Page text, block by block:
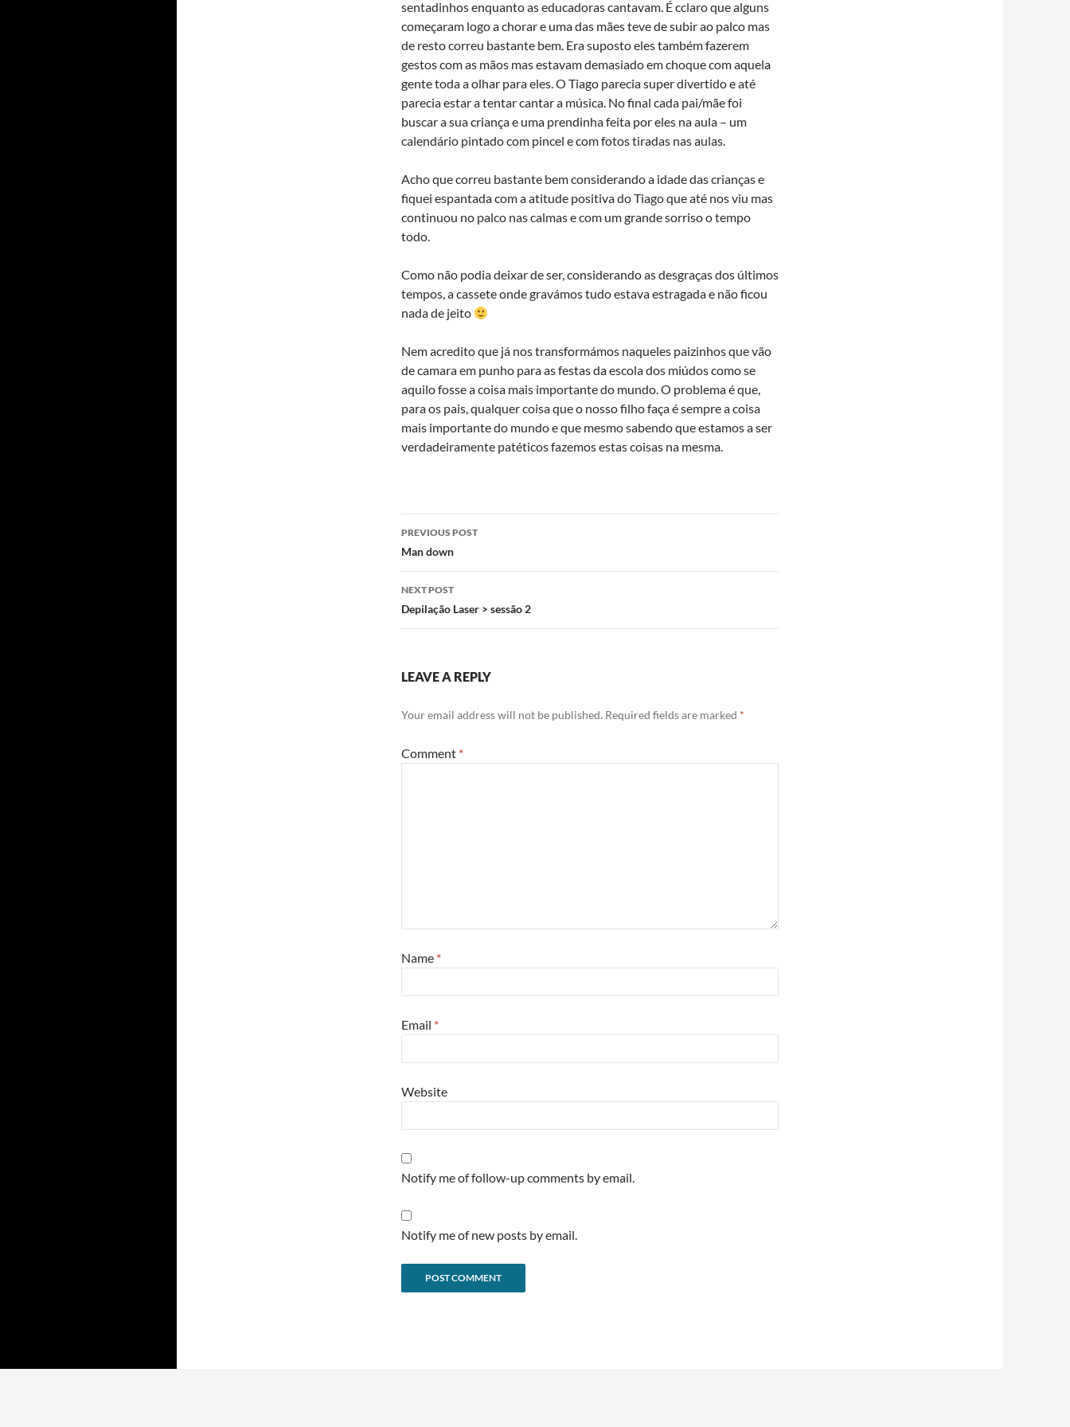
sentadinhos enquanto as educadoras cantavam. É cclaro que alguns
começaram logo a chorar e uma das mães teve de subir ao palco mas
de resto correu bastante bem. Era suposto eles também fazerem
gestos com as mãos mas estavam demasiado em choque com aquela
gente toda a olhar para eles. O Tiago parecia super divertido e até
parecia estar a tentar cantar a música. No final cada pai/mãe foi
buscar a sua criança e uma prendinha feita por eles na aula – um
calendário pintado com pincel e com fotos tiradas nas aulas.
Acho que correu bastante bem considerando a idade das crianças e
fiquei espantada com a atitude positiva do Tiago que até nos viu mas
continuou no palco nas calmas e com um grande sorriso o tempo
todo.
Como não podia deixar de ser, considerando as desgraças dos últimos
tempos, a cassete onde gravámos tudo estava estragada e não ficou
nada de jeito
Nem acredito que já nos transformámos naqueles paizinhos que vão
de camara em punho para as festas da escola dos miúdos como se
aquilo fosse a coisa mais importante do mundo. O problema é que,
para os pais, qualquer coisa que o nosso filho faça é sempre a coisa
mais importante do mundo e que mesmo sabendo que estamos a ser
verdadeiramente patéticos fazemos estas coisas na mesma.
Post
navigation
PREVIOUS POST
Man down
NEXT POST
Depilação Laser > sessão 2
LEAVE A REPLY
Your email address will not be published. Required fields are marked *
Comment *
Name *
Email *
Website
Notify me of follow-up comments by email.
Notify me of new posts by email.